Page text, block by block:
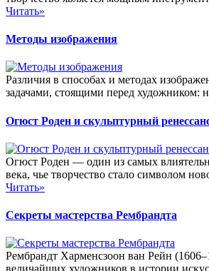
Читать»
Методы изображения
Различия в способах и методах
задачами, стоящими перед художником:
Огюст Роден и скульптурный
Огюст Роден — один из самых
века, чье творчество стало символом
Читать»
Секреты мастерства Рембрандта
Рембрандт Харменсзоон ван Рейн